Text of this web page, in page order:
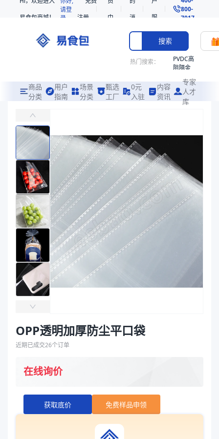
易食包商城！
请登
录
注册
中
消
息
服
务
800-
7017
搜索
热门搜索：
PVDC高
阻隔金
共挤热
收缩袋
收缩袋
221360
烤箱袋
221330
SE53
热收缩
商品
分类
用户
指南
场景
分类
甄选
工厂
0元
入驻
内容
资讯
专家
人才
库
易食包（EPAK）专注于OPP透明加厚防尘平口袋包装，提供详尽的规
价格： 在线询价
商品参数
商品分类
通用袋
主要材质
OPP、PE
主要材质
OPP、PE
商品图片
OPP透明加厚防尘平口袋
近期已成交26个订单
在线询价
获取底价 免费样品申领